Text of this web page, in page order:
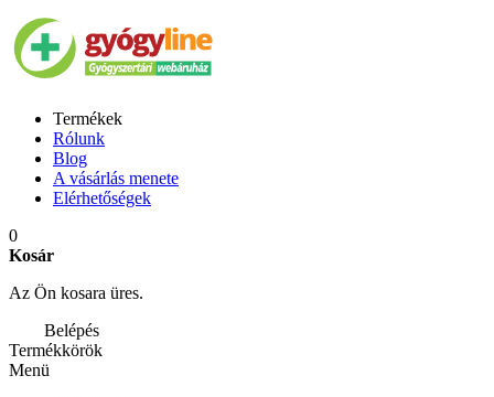
Termékek
Rólunk
Blog
A vásárlás menete
Elérhetőségek
0
Kosár
Az Ön kosara üres.
Belépés
Termékkörök
Menü